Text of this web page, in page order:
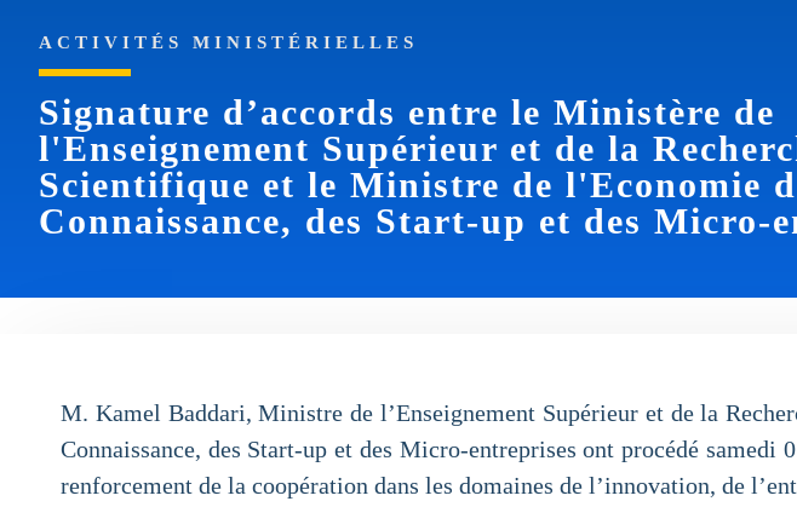
ACTIVITÉS MINISTÉRIELLES
Signature d’accords entre le Ministère de
l'Enseignement Supérieur et de la
Scientifique et le Ministre de l'Economie
Connaissance, des Start-up et des Micro-
M. Kamel Baddari, Ministre de l’Enseignement Supérieur et de la
Connaissance, des Start-up et des Micro-entreprises ont procédé
renforcement de la coopération dans les domaines de l’innovation, de